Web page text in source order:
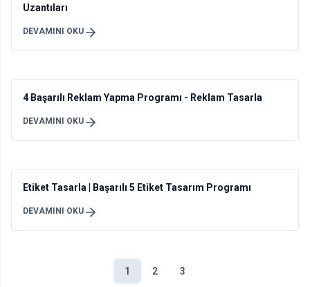
Uzantıları
DEVAMINI OKU
4 Başarılı Reklam Yapma Programı - Reklam Tasarla
DEVAMINI OKU
Etiket Tasarla | Başarılı 5 Etiket Tasarım Programı
DEVAMINI OKU
1 2 3